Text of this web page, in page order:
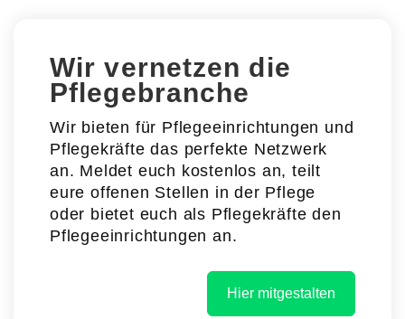
Wir vernetzen die
Pflegebranche
Wir bieten für Pflegeeinrichtungen und
Pflegekräfte das perfekte Netzwerk
an. Meldet euch kostenlos an, teilt
eure offenen Stellen in der Pflege
oder bietet euch als Pflegekräfte den
Pflegeeinrichtungen an.
Hier mitgestalten